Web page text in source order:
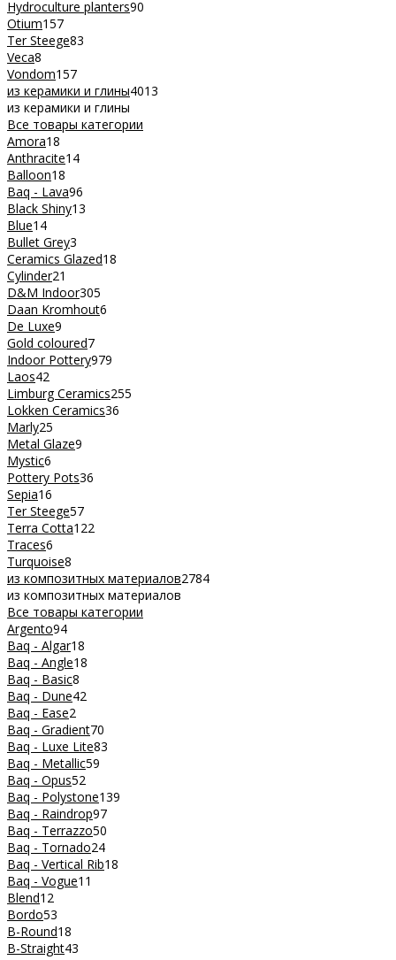
Hydroculture planters90
Otium157
Ter Steege83
Veca8
Vondom157
из керамики и глины4013
из керамики и глины
Все товары категории
Amora18
Anthracite14
Balloon18
Baq - Lava96
Black Shiny13
Blue14
Bullet Grey3
Ceramics Glazed18
Cylinder21
D&M Indoor305
Daan Kromhout6
De Luxe9
Gold coloured7
Indoor Pottery979
Laos42
Limburg Ceramics255
Lokken Ceramics36
Marly25
Metal Glaze9
Mystic6
Pottery Pots36
Sepia16
Ter Steege57
Terra Cotta122
Traces6
Turquoise8
из композитных материалов2784
из композитных материалов
Все товары категории
Argento94
Baq - Algar18
Baq - Angle18
Baq - Basic8
Baq - Dune42
Baq - Ease2
Baq - Gradient70
Baq - Luxe Lite83
Baq - Metallic59
Baq - Opus52
Baq - Polystone139
Baq - Raindrop97
Baq - Terrazzo50
Baq - Tornado24
Baq - Vertical Rib18
Baq - Vogue11
Blend12
Bordo53
B-Round18
B-Straight43